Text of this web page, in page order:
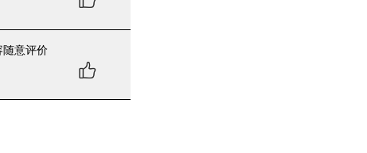
随意评价